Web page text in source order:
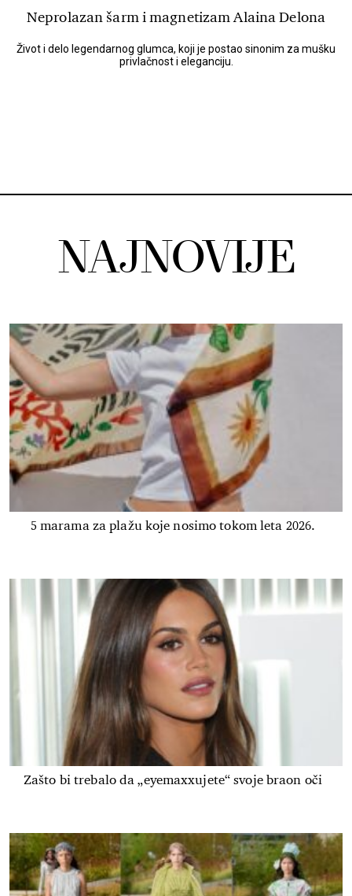
Neprolazan šarm i magnetizam Alaina Delona
Život i delo legendarnog glumca, koji je postao sinonim za mušku
privlačnost i eleganciju.
NAJNOVIJE
5 marama za plažu koje nosimo tokom leta 2026.
Zašto bi trebalo da „eyemaxxujete“ svoje braon oči